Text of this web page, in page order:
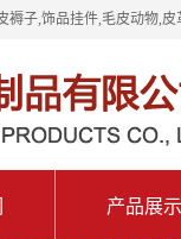
子,饰品挂件,毛皮动物,
产品展示